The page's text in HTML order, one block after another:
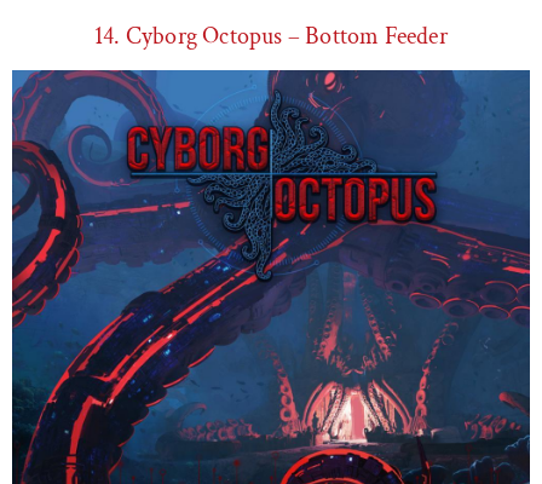
14. Cyborg Octopus – Bottom Feeder